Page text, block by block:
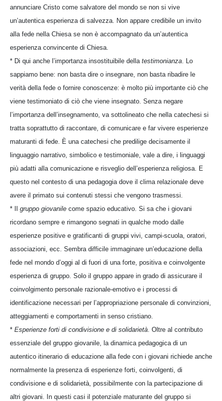
annunciare Cristo come salvatore del mondo se non si vive
un’autentica esperienza di salvezza. Non appare credibile un invito
alla fede nella Chiesa se non è accompagnato da un’autentica
esperienza convincente di Chiesa.
* Di qui anche l’importanza insostituibile della testimonianza . Lo
sappiamo bene: non basta dire o insegnare, non basta ribadire le
verità della fede o fornire conoscenze: è molto più importante ciò che
viene testimoniato di ciò che viene insegnato. Senza negare
l’importanza dell’insegnamento, va sottolineato che nella catechesi si
tratta soprattutto di raccontare, di comunicare e far vivere esperienze
maturanti di fede. È una catechesi che predilige decisamente il
linguaggio narrativo, simbolico e testimoniale, vale a dire, i linguaggi
più adatti alla comunicazione e risveglio dell’esperienza religiosa. E
questo nel contesto di una pedagogia dove il clima relazionale deve
avere il primato sui contenuti stessi che vengono trasmessi.
* Il gruppo giovanile come spazio educativo. Si sa che i giovani
ricordano sempre e rimangono segnati in qualche modo dalle
esperienze positive e gratificanti di gruppi vivi, campi-scuola, oratori,
associazioni, ecc. Sembra difficile immaginare un’educazione della
fede nel mondo d’oggi al di fuori di una forte, positiva e coinvolgente
esperienza di gruppo. Solo il gruppo appare in grado di assicurare il
coinvolgimento personale razionale-emotivo e i processi di
identificazione necessari per l’appropriazione personale di convinzioni,
atteggiamenti e comportamenti in senso cristiano.
* Esperienze forti di condivisione e di solidarietà . Oltre al contributo
essenziale del gruppo giovanile, la dinamica pedagogica di un
autentico itinerario di educazione alla fede con i giovani richiede anche
normalmente la presenza di esperienze forti, coinvolgenti, di
condivisione e di solidarietà, possibilmente con la partecipazione di
altri giovani. In questi casi il potenziale maturante del gruppo si